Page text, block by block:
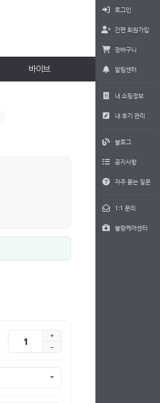
바이브
로그인
간편 회원가입
장바구니
알림센터
내 쇼핑정보
내 후기 관리
블로그
공지사항
자주 묻는 질문
1:1 문의
불량케어센터